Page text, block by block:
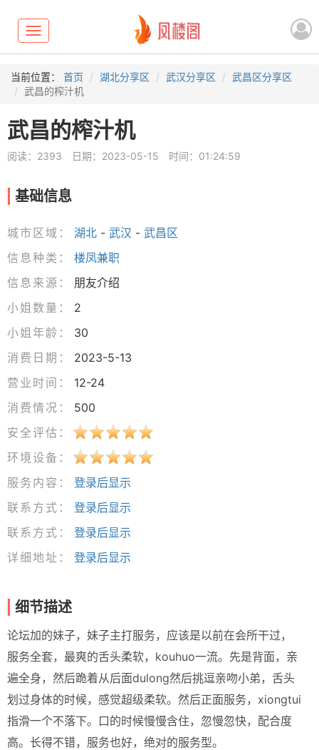
Toggle
navigation
当前位置： 首页 湖北分享区 武汉分享区
武昌区分享区
武昌的榨汁机
武昌的榨汁机
阅读：2393 日期：2023-05-15 时间：01:24:59
基础信息
城市区域： 湖北 - 武汉 - 武昌区
信息种类：
楼凤兼职
信息来源：
朋友介绍
小姐数量：
2
小姐年龄：
30
消费日期：
2023-5-13
营业时间：
12-24
消费情况：
500
安全评估：
环境设备：
服务内容：
登录后显示
联系方式：
登录后显示
联系方式：
登录后显示
详细地址：
登录后显示
细节描述
论坛加的妹子，妹子主打服务，应该是以前在会所干过，
服务全套，最爽的舌头柔软，kouhuo一流。先是背面，亲
遍全身，然后跪着从后面dulong然后挑逗亲吻小弟，舌头
划过身体的时候，感觉超级柔软。然后正面服务，xiongtui
指滑一个不落下。口的时候慢慢含住，忽慢忽快，配合度
高。长得不错，服务也好，绝对的服务型。